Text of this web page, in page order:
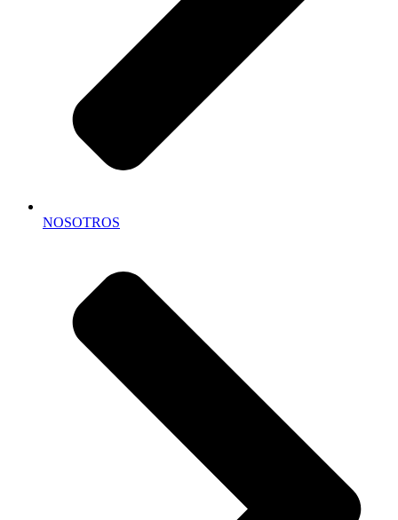
NOSOTROS